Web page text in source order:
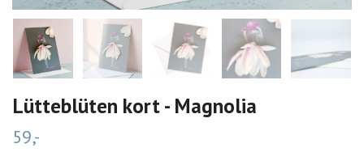
Lütteblüten kort - Magnolia
59,-